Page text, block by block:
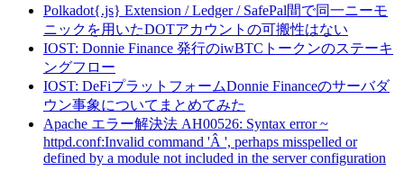
Polkadot{.js} Extension / Ledger / SafePal間で同一ニーモ
ニックを用いたDOTアカウントの可搬性はない
IOST: Donnie Finance 発行のiwBTCトークンのステーキ
ングフロー
IOST: DeFiプラットフォームDonnie Financeのサーバダ
ウン事象についてまとめてみた
Apache エラー解決法 AH00526: Syntax error ~
httpd.conf:Invalid command 'Â ', perhaps misspelled or
defined by a module not included in the server configuration